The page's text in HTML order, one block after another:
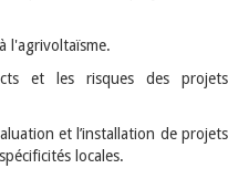
l'agrivoltaïsme.
et les risques des projets
et l’installation de projets
locales.